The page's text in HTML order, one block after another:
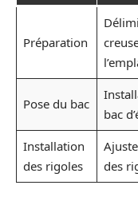
Préparation
Pose du bac
bac
Installation
des rigoles
des